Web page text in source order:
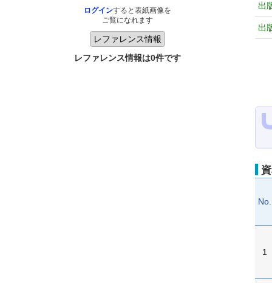
ログインすると表紙画像を
ご覧になれます
レファレンス情報は0件です
出
出
No.
1